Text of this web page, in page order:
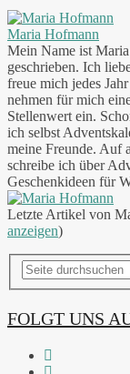
Maria Hofmann
Mein Name ist
geschrieben. Ich
freue mich jedes
nehmen für mich
Stellenwert ein.
ich selbst
meine Freunde. Auf
schreibe ich über
Geschenkideen für
Letzte Artikel von
anzeigen)
FOLGT UNS